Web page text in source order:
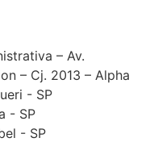
– Av.
– Cj. 2013 – Alpha
- SP
- SP
- SP